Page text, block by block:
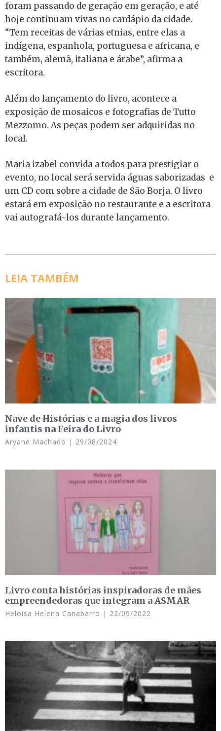
foram passando de geração em geração, e até
hoje continuam vivas no cardápio da cidade.
“Tem receitas de várias etnias, entre elas a
indígena, espanhola, portuguesa e africana, e
também, alemã, italiana e árabe”, afirma a
escritora.
Além do lançamento do livro, acontece a
exposição de mosaicos e fotografias de Tutto
Mezzomo. As peças podem ser adquiridas no
local.
Maria izabel convida a todos para prestigiar o
evento, no local será servida águas saborizadas e
um CD com sobre a cidade de São Borja. O livro
estará em exposição no restaurante e a escritora
vai autografá-los durante lançamento.
LEIA TAMBÉM
Nave de Histórias e a magia dos livros
infantis na Feira do Livro
Aryane Machado 29/08/2024
Livro conta histórias inspiradoras de mães
empreendedoras que integram a ASMAR
Heloisa Helena Canabarro 22/09/2022